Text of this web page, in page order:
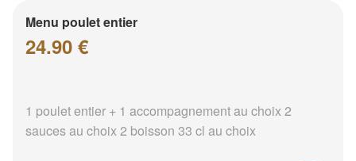
Menu poulet entier
24.90 €
1 poulet entier + 1 accompagnement au choix 2
sauces au choix 2 boisson 33 cl au choix